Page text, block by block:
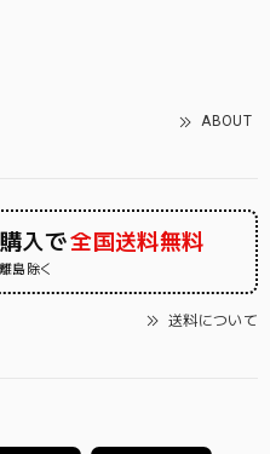
ABOUT
入で全国送料無料
島除く
送料について